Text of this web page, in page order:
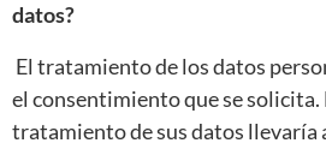
datos?
El tratamiento de los datos
el consentimiento que se solicita.
tratamiento de sus datos llevaría